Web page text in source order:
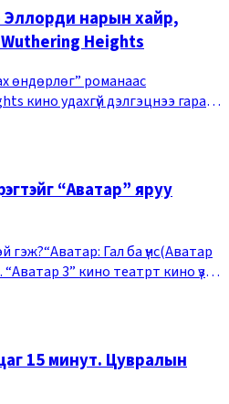
нарын хайр,
Wuthering Heights
өндөрлөг” романаас
кино удахгүй дэлгэцнээ гарах
“Аватар” яруу
гэж?“Аватар: Гал ба үнс(Аватар
3” кино театрт кино үзэх
15 минут. Цувралын